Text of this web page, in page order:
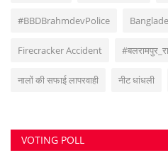
#BBDBrahmdevPolice
Firecracker Accident
नालों की सफाई लापरवाही नीट धांधली
VOTING POLL